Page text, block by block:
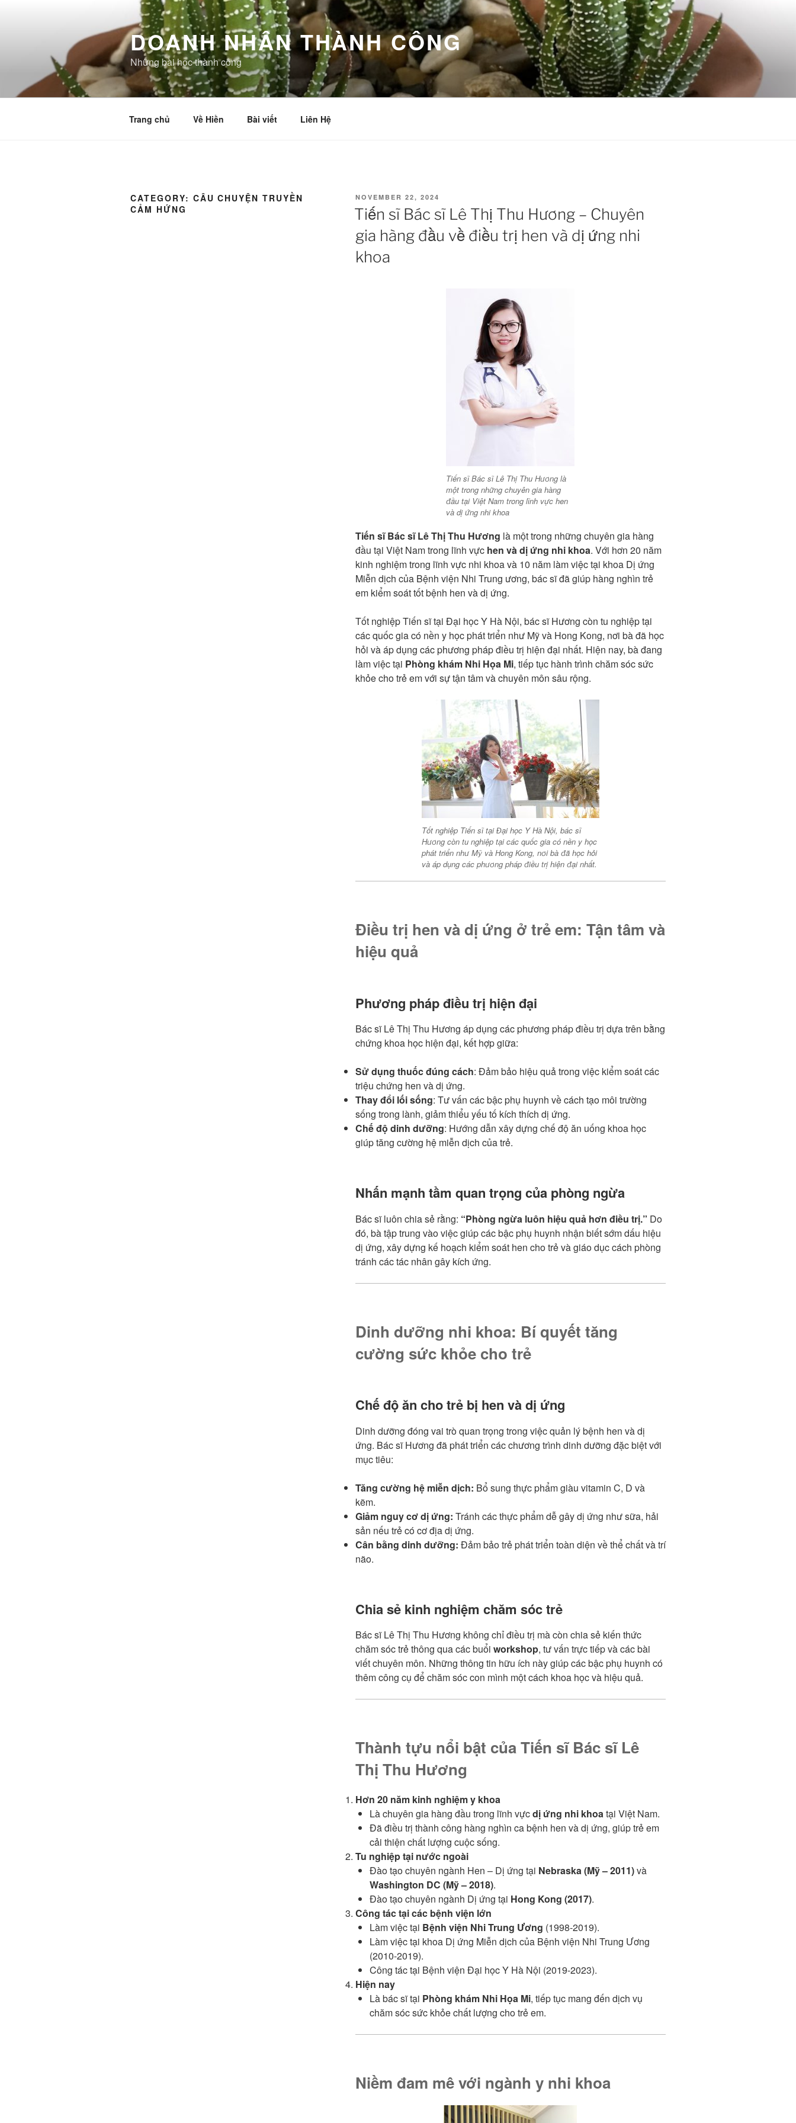
DOANH NHÂN THÀNH CÔNG
Những bài học thành công
Trang chủ Về Hiền Bài viết Liên Hệ
CATEGORY: CÂU CHUYỆN TRUYỀN
CẢM HỨNG
POSTED
ON
NOVEMBER 22, 2024
Tiến sĩ Bác sĩ Lê Thị Thu Hương – Chuyên
gia hàng đầu về điều trị hen và dị ứng nhi
khoa
Tiến sĩ Bác sĩ Lê Thị Thu Hương là
một trong những chuyên gia hàng
đầu tại Việt Nam trong lĩnh vực hen
và dị ứng nhi khoa
Tiến sĩ Bác sĩ Lê Thị Thu Hương là một trong những chuyên gia hàng
đầu tại Việt Nam trong lĩnh vực hen và dị ứng nhi khoa. Với hơn 20 năm
kinh nghiệm trong lĩnh vực nhi khoa và 10 năm làm việc tại khoa Dị ứng
Miễn dịch của Bệnh viện Nhi Trung ương, bác sĩ đã giúp hàng nghìn trẻ
em kiểm soát tốt bệnh hen và dị ứng.
Tốt nghiệp Tiến sĩ tại Đại học Y Hà Nội, bác sĩ Hương còn tu nghiệp tại
các quốc gia có nền y học phát triển như Mỹ và Hong Kong, nơi bà đã học
hỏi và áp dụng các phương pháp điều trị hiện đại nhất. Hiện nay, bà đang
làm việc tại Phòng khám Nhi Họa Mi, tiếp tục hành trình chăm sóc sức
khỏe cho trẻ em với sự tận tâm và chuyên môn sâu rộng.
Tốt nghiệp Tiến sĩ tại Đại học Y Hà Nội, bác sĩ
Hương còn tu nghiệp tại các quốc gia có nền y học
phát triển như Mỹ và Hong Kong, nơi bà đã học hỏi
và áp dụng các phương pháp điều trị hiện đại nhất.
Điều trị hen và dị ứng ở trẻ em: Tận tâm và
hiệu quả
Phương pháp điều trị hiện đại
Bác sĩ Lê Thị Thu Hương áp dụng các phương pháp điều trị dựa trên bằng
chứng khoa học hiện đại, kết hợp giữa:
Sử dụng thuốc đúng cách: Đảm bảo hiệu quả trong việc kiểm soát các
triệu chứng hen và dị ứng.
Thay đổi lối sống: Tư vấn các bậc phụ huynh về cách tạo môi trường
sống trong lành, giảm thiểu yếu tố kích thích dị ứng.
Chế độ dinh dưỡng: Hướng dẫn xây dựng chế độ ăn uống khoa học
giúp tăng cường hệ miễn dịch của trẻ.
Nhấn mạnh tầm quan trọng của phòng ngừa
Bác sĩ luôn chia sẻ rằng: “Phòng ngừa luôn hiệu quả hơn điều trị.” Do
đó, bà tập trung vào việc giúp các bậc phụ huynh nhận biết sớm dấu hiệu
dị ứng, xây dựng kế hoạch kiểm soát hen cho trẻ và giáo dục cách phòng
tránh các tác nhân gây kích ứng.
Dinh dưỡng nhi khoa: Bí quyết tăng
cường sức khỏe cho trẻ
Chế độ ăn cho trẻ bị hen và dị ứng
Dinh dưỡng đóng vai trò quan trọng trong việc quản lý bệnh hen và dị
ứng. Bác sĩ Hương đã phát triển các chương trình dinh dưỡng đặc biệt với
mục tiêu:
Tăng cường hệ miễn dịch: Bổ sung thực phẩm giàu vitamin C, D và
kẽm.
Giảm nguy cơ dị ứng: Tránh các thực phẩm dễ gây dị ứng như sữa, hải
sản nếu trẻ có cơ địa dị ứng.
Cân bằng dinh dưỡng: Đảm bảo trẻ phát triển toàn diện về thể chất và trí
não.
Chia sẻ kinh nghiệm chăm sóc trẻ
Bác sĩ Lê Thị Thu Hương không chỉ điều trị mà còn chia sẻ kiến thức
chăm sóc trẻ thông qua các buổi workshop, tư vấn trực tiếp và các bài
viết chuyên môn. Những thông tin hữu ích này giúp các bậc phụ huynh có
thêm công cụ để chăm sóc con mình một cách khoa học và hiệu quả.
Thành tựu nổi bật của Tiến sĩ Bác sĩ Lê
Thị Thu Hương
Hơn 20 năm kinh nghiệm y khoa
Là chuyên gia hàng đầu trong lĩnh vựcdị ứng nhi khoatại Việt Nam.
Đã điều trị thành công hàng nghìn ca bệnh hen và dị ứng, giúp trẻ em
cải thiện chất lượng cuộc sống.
Tu nghiệp tại nước ngoài
Đào tạo chuyên ngành Hen – Dị ứng tại Nebraska (Mỹ – 2011)và
Washington DC (Mỹ – 2018).
Đào tạo chuyên ngành Dị ứng tại Hong Kong (2017).
Công tác tại các bệnh viện lớn
Làm việc tại Bệnh viện Nhi Trung Ương (1998-2019).
Làm việc tại khoa Dị ứng Miễn dịch của Bệnh viện Nhi Trung Ương
(2010-2019).
Công tác tại Bệnh viện Đại học Y Hà Nội (2019-2023).
Hiện nay
Là bác sĩ tại Phòng khám Nhi Họa Mi, tiếp tục mang đến dịch vụ
chăm sóc sức khỏe chất lượng cho trẻ em.
Niềm đam mê với ngành y nhi khoa